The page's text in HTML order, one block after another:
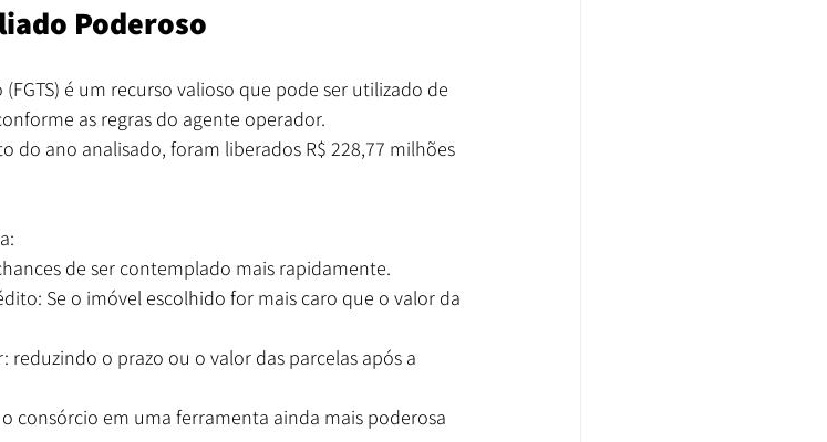
Poderoso
é um recurso valioso que pode ser utilizado de
as regras do agente operador.
do ano analisado, foram liberados R$ 228,77 milhões
de ser contemplado mais rapidamente.
Se o imóvel escolhido for mais caro que o valor da
o prazo ou o valor das parcelas após a
consórcio em uma ferramenta ainda mais poderosa